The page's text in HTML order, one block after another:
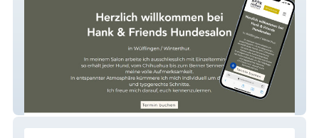
Hank & Friends Hundesalon